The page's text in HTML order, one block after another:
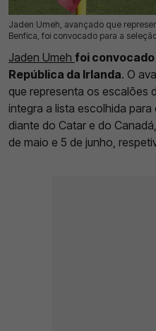
Jaden Umeh, avançado que
Benfica, foi convocado para a
19 Mai 2026 | 12:47 | 0
Jaden Umeh foi
República da Irlanda. O
que representa os escalões
integra a lista escolhida
diante do Catar e do
de maio e 5 de junho,